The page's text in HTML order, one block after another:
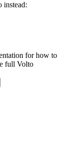
instead:
for how to
full Volto